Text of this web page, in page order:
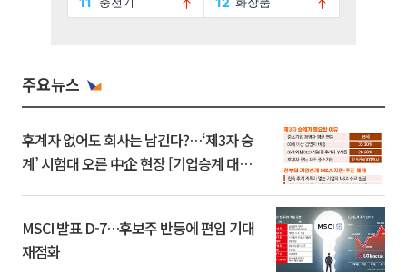
주요뉴스
후계자 없어도 회사는 남긴다?…‘제3자 승
계’ 시험대 오른 中企 현장 [기업승계 대전
MSCI 발표 D-7…후보주 반등에 편입 기대
재점화